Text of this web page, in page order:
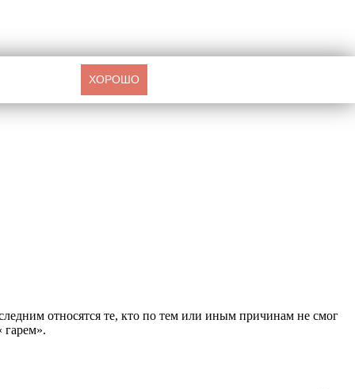
относятся те, кто по тем или иным причинам не смог
гарем».
ХОРОШО